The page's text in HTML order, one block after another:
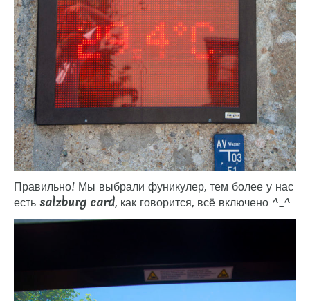
Правильно! Мы выбрали фуникулер, тем более у нас
есть salzburg card, как говорится, всё включено ^_^